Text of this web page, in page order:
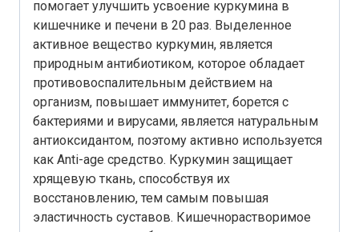
помогает улучшить усвоение куркумина в
кишечнике и печени в 20 раз. Выделенное
активное вещество куркумин, является
природным антибиотиком, которое обладает
противовоспалительным действием на
организм, повышает иммунитет, борется с
бактериями и вирусами, является натуральным
антиоксидантом, поэтому активно используется
как Anti-age средство. Куркумин защищает
хрящевую ткань, способствуя их
восстановлению, тем самым повышая
эластичность суставов. Кишечнорастворимое